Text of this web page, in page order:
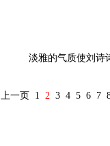
淡雅的气质使刘诗诗
上一页 1 2 3 4 5 6 7